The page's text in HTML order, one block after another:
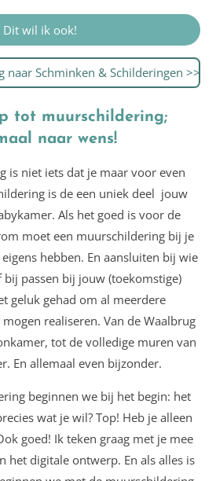
Dit wil ik ook!
naar Schminken & Schilderingen >>
tot muurschildering;
naar wens!
is niet iets dat je maar voor even
is de een uniek deel jouw
Als het goed is voor de
moet een muurschildering bij je
hebben. En aansluiten bij wie
passen bij jouw (toekomstige)
geluk gehad om al meerdere
realiseren. Van de Waalbrug
tot de volledige muren van
En allemaal even bijzonder.
beginnen we bij het begin: het
wat je wil? Top! Heb je alleen
goed! Ik teken graag met je mee
het digitale ontwerp. En als alles is